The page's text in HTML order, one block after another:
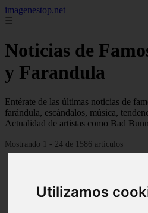
Utilizamos
imagenestop.net
☰
Noticias de
y Farandula
Entérate de las últimas noticias de
farándula, escándalos, música,
Actualidad de artistas como Bad
Mostrando 1 - 24 de 1586 artículos